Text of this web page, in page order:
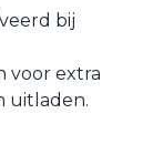
bij
voor extra
uitladen.